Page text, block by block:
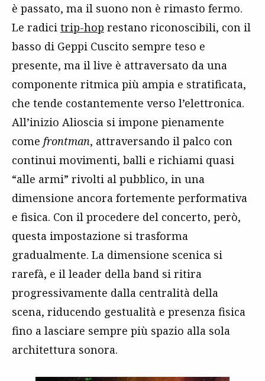
è passato, ma il suono non è rimasto fermo.
Le radici trip-hop restano riconoscibili, con il
basso di Geppi Cuscito sempre teso e
presente, ma il live è attraversato da una
componente ritmica più ampia e stratificata,
che tende costantemente verso l’elettronica.
All’inizio Alioscia si impone pienamente
come frontman, attraversando il palco con
continui movimenti, balli e richiami quasi
“alle armi” rivolti al pubblico, in una
dimensione ancora fortemente performativa
e fisica. Con il procedere del concerto, però,
questa impostazione si trasforma
gradualmente. La dimensione scenica si
rarefà, e il leader della band si ritira
progressivamente dalla centralità della
scena, riducendo gestualità e presenza fisica
fino a lasciare sempre più spazio alla sola
architettura sonora.